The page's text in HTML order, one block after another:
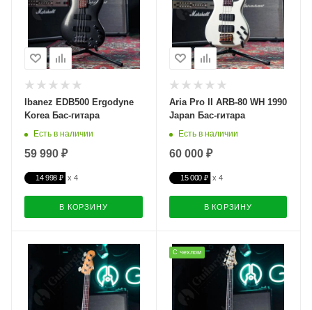
Ibanez EDB500 Ergodyne
Korea Бас-гитара
Есть в наличии
59 990 ₽
14 998 ₽
В КОРЗИНУ
Aria Pro II ARB-80 WH 1990
Japan Бас-гитара
Есть в наличии
60 000 ₽
15 000 ₽
В КОРЗИНУ
С чехлом